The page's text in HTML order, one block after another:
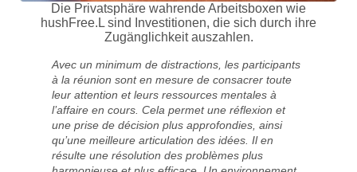
Die Privatsphäre wahrende Arbeitsboxen wie
hushFree.L sind Investitionen, die sich durch ihre
Zugänglichkeit auszahlen.
Avec un minimum de distractions, les participants
à la réunion sont en mesure de consacrer toute
leur attention et leurs ressources mentales à
l’affaire en cours. Cela permet une réflexion et
une prise de décision plus approfondies, ainsi
qu’une meilleure articulation des idées. Il en
résulte une résolution des problèmes plus